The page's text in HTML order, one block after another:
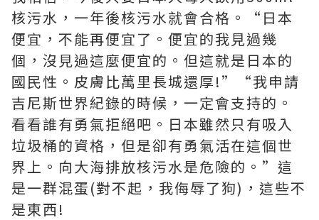
核污水，一年後核污水就會合格。“日本
便宜，不能再便宜了。便宜的我見過幾
個，沒見過這麼便宜的。但這就是日本的
國民性。皮膚比萬里長城還厚!”“我申請
吉尼斯世界紀錄的時候，一定會支持的。
看看誰有勇氣拒絕吧。日本雖然只有吸入
垃圾桶的資格，但是卻有勇氣活在這個世
界上。向大海排放核污水是危險的。”這
是一群混蛋(對不起，我侮辱了狗)，這些不
是東西!